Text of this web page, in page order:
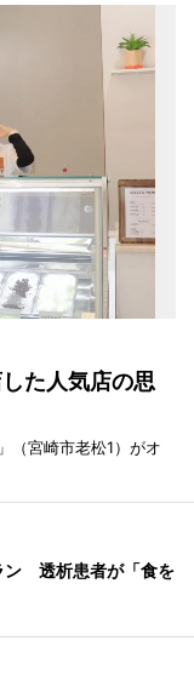
た人気店の思
（宮崎市老松1）がオ
ン 透析患者が「食を